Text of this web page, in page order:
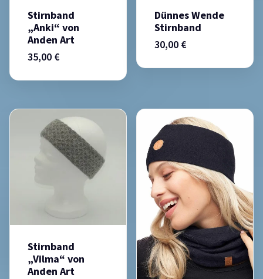
Stirnband
„Anki“ von
Anden Art
35,00 €
Dünnes Wende
Stirnband
30,00 €
Stirnband
„Vilma“ von
Anden Art